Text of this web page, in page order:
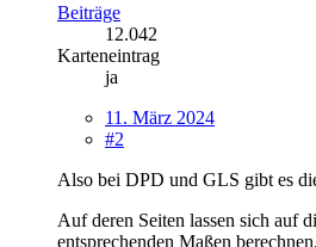
Beiträge
12.042
Karteneintrag
ja
11. März 2024
#2
Also bei DPD und GLS gibt es
Auf deren Seiten lassen sich auf
entsprechenden Maßen